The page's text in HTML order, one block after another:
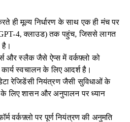
ही मूल्य निर्धारण के साथ एक ही मंच पर
4, क्लाउड) तक पहुंच, जिससे लागत
और स्लैक जैसे ऐप्स में वर्कफ़्लो को
स्वचालन के लिए आदर्श है।
रेजिडेंसी नियंत्रण जैसी सुविधाओं के
के लिए शासन और अनुपालन पर ध्यान
वर्कफ़्लो पर पूर्ण नियंत्रण की अनुमति